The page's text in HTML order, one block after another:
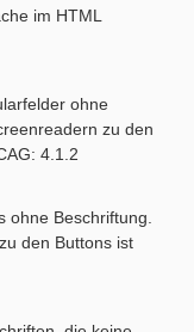
im HTML
ohne
zu den
4.1.2
ohne Beschriftung.
den Buttons ist